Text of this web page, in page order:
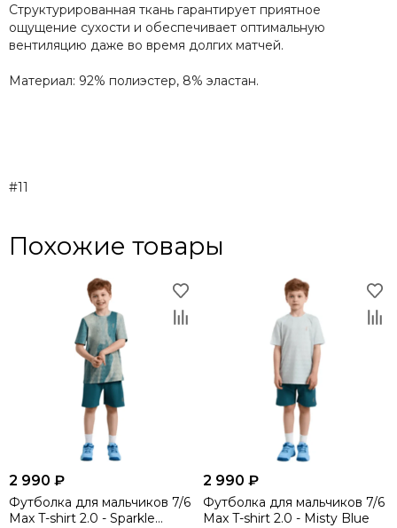
Структурированная ткань гарантирует приятное
ощущение сухости и обеспечивает оптимальную
вентиляцию даже во время долгих матчей.
Материал: 92% полиэстер, 8% эластан.
#11
Похожие товары
2 990 ₽
Футболка для мальчиков 7/6
Max T-shirt 2.0 - Sparkle
2 990 ₽
Футболка для мальчиков 7/6
Max T-shirt 2.0 - Misty Blue